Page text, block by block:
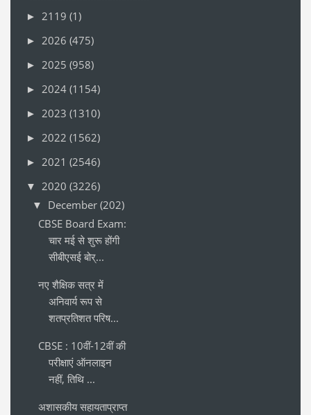
► 2119 (1)
► 2026 (475)
► 2025 (958)
► 2024 (1154)
► 2023 (1310)
► 2022 (1562)
► 2021 (2546)
▼ 2020 (3226)
▼ December (202)
CBSE Board Exam:
चार मई से शुरू होंगी
सीबीएसई बोर्...
नए शैक्षिक सत्र में
अनिवार्य रूप से
शतप्रतिशत परिष...
CBSE : 10वीं-12वीं की
परीक्षाएं ऑनलाइन
नहीं, तिथि ...
अशासकीय सहायताप्राप्त